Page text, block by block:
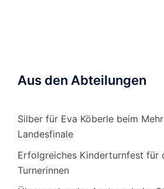
Aus den Abteilungen
Silber für Eva Köberle beim
Landesfinale
Erfolgreiches Kinderturnfest für
Turnerinnen